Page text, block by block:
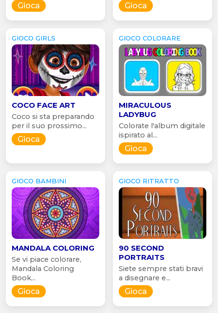
Gioca Gioca
GIOCO GIRLS
COCO FACE ART
Coco si sta preparando
per il suo prossimo...
Gioca
GIOCO COLORARE
MIRACULOUS
LADYBUG
Colorate l'album digitale
ispirato al...
Gioca
GIOCO BAMBINI
MANDALA COLORING
Se vi piace colorare,
Mandala Coloring
Book...
Gioca
GIOCO RITRATTO
90 SECOND
PORTRAITS
Siete sempre stati bravi
a disegnare e...
Gioca